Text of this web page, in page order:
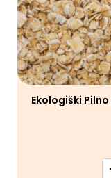
Ekologiški